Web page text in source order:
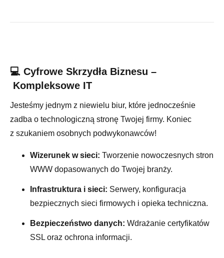
💻 Cyfrowe Skrzydła Biznesu –
Kompleksowe IT
Jesteśmy jednym z niewielu biur, które jednocześnie
zadba o technologiczną stronę Twojej firmy. Koniec
z szukaniem osobnych podwykonawców!
Wizerunek w sieci: Tworzenie nowoczesnych stron
WWW dopasowanych do Twojej branży.
Infrastruktura i sieci: Serwery, konfiguracja
bezpiecznych sieci firmowych i opieka techniczna.
Bezpieczeństwo danych: Wdrażanie certyfikatów
SSL oraz ochrona informacji.